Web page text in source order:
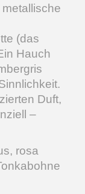
(das
Hauch
Duft,
–
rosa